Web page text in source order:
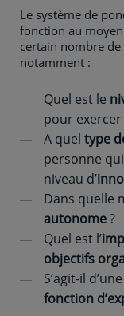
Le système de
fonction au
certain nombre
notamment :
Quel est le
pour
A quel type
personne
niveau d’
Dans quelle
autonome?
Quel est l’
objectifs
S’agit-il d’une
fonction